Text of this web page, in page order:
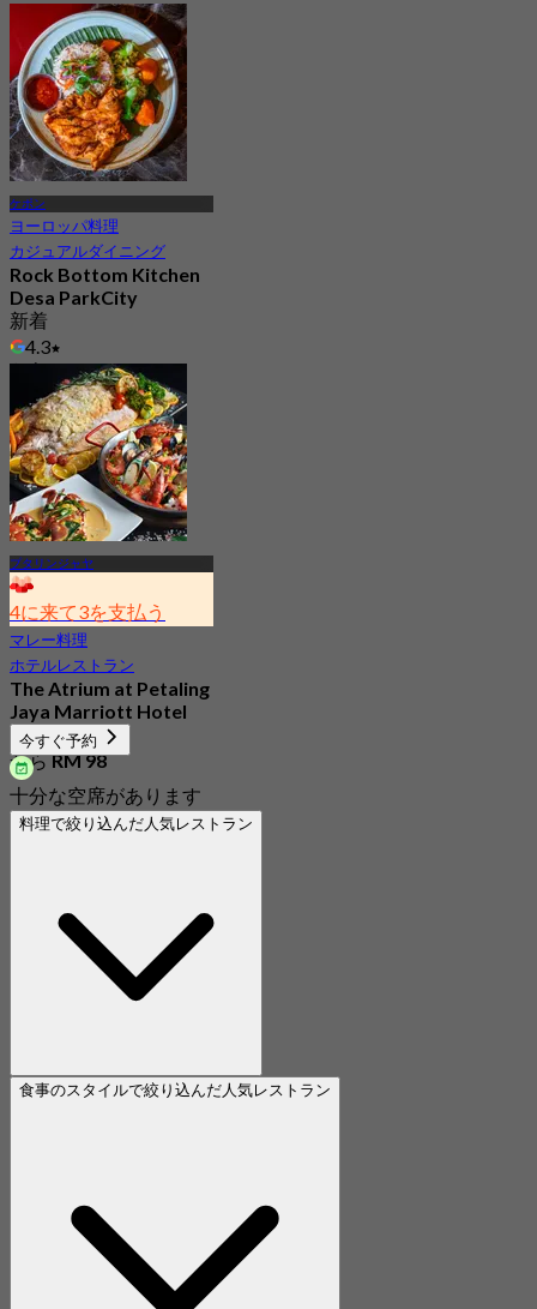
RM 132
ケポン
ヨーロッパ料理
カジュアルダイニング
Rock Bottom Kitchen
Desa ParkCity
新着
4.3
からRM 61.87
プタリンジャヤ
4に来て3を支払う
マレー料理
ホテルレストラン
The Atrium at Petaling
Jaya Marriott Hotel
新着
からRM 98
今すぐ予約
十分な空席があります
料理で絞り込んだ人気レストラン
食事のスタイルで絞り込んだ人気レストラン